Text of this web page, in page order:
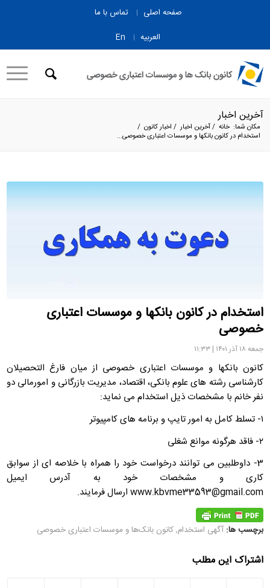
صفحه اصلی
تماس با ما
العربیه
En
آخرین اخبار
مکان شما: خانه /آخرین اخبار / اخبار کانون /
استخدام در کانون بانکها و موسسات اعتباری خصوصی...
استخدام در کانون بانکها و موسسات اعتباری
خصوصی
جمعه ۱۸ آذر ۱۴۰۱ | ۱۱:۳۳
کانون بانکها و موسسات اعتباری خصوصی از میان فارغ التحصیلان
کارشناسی رشته های علوم بانکی، اقتصاد، مدیریت بازرگانی و امورمالی دو
نفر خانم با مشخصات ذیل استخدام می نماید:
۱- تسلط کامل به امور تایپ و برنامه های کامپیوتر
۲- فاقد هرگونه موانع شغلی
3- داوطلبین می توانند درخواست خود را همراه با خلاصه ای از سوابق
کاری و مشخصات خود به آدرس ایمیل
www.kbvme33593@gmail.com ارسال فرمایند.
برچسب ها: آگهی استخدام,کانون بانک‌ها و موسسات اعتباری خصوصی
اشتراک این مطلب